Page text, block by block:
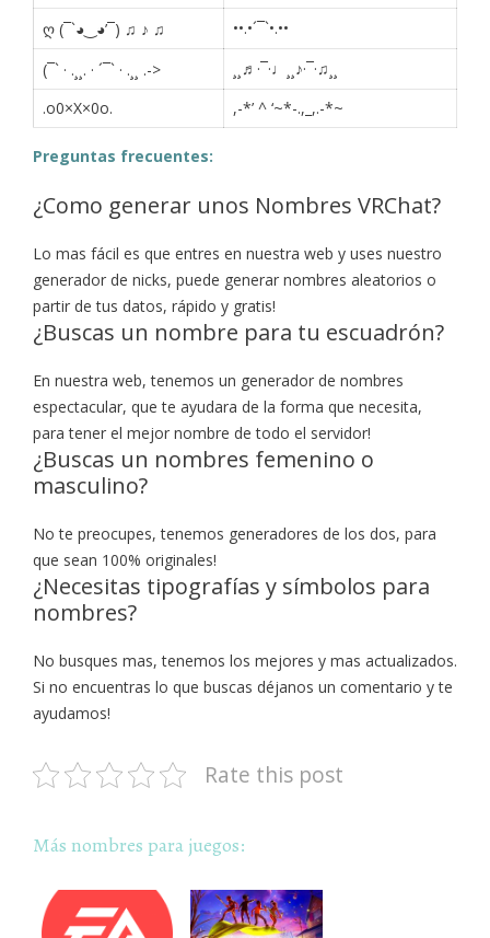
ღ (¯`◕‿◕’¯) ♫ ♪ ♫
••.•´¯`•.••
(¯` · .¸¸. · ´¯` · .¸¸ .->
¸¸♬·¯·♩¸¸♪·¯·♫¸¸
.o0×X×0o.
,-*’ ^ ‘~*-.,_,.-*~
Preguntas frecuentes:
¿Como generar unos Nombres VRChat?
Lo mas fácil es que entres en nuestra web y uses nuestro
generador de nicks, puede generar nombres aleatorios o
partir de tus datos, rápido y gratis!
¿Buscas un nombre para tu escuadrón?
En nuestra web, tenemos un generador de nombres
espectacular, que te ayudara de la forma que necesita,
para tener el mejor nombre de todo el servidor!
¿Buscas un nombres femenino o
masculino?
No te preocupes, tenemos generadores de los dos, para
que sean 100% originales!
¿Necesitas tipografías y símbolos para
nombres?
No busques mas, tenemos los mejores y mas actualizados.
Si no encuentras lo que buscas déjanos un comentario y te
ayudamos!
Rate this post
Más nombres para juegos: